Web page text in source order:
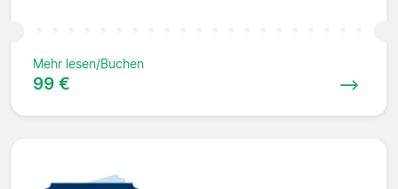
Mehr lesen/Buchen
99 €